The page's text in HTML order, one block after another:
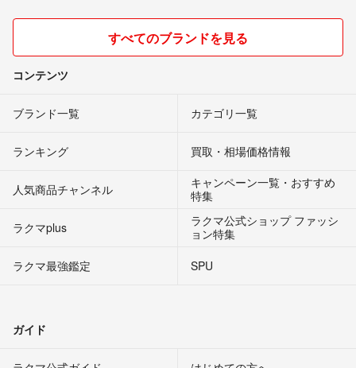
すべてのブランドを見る
コンテンツ
ブランド一覧 カテゴリ一覧
ランキング 買取・相場価格情報
人気商品チャンネル
キャンペーン一覧・おすすめ
特集
ラクマplus
ラクマ公式ショップ ファッシ
ョン特集
ラクマ最強鑑定
SPU
ガイド